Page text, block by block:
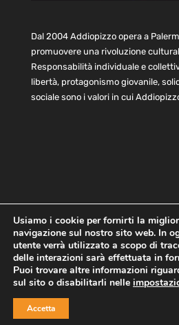
Dal 2004 Addiopizzo opera a
promuovere una rivoluzione
Responsabilità individuale e
libertà, protagonismo giovanile,
sociale sono i valori in cui
Home Statuto e
Privacy
Cookie Child
Copyright © 2021 AddioPizzo |
Usiamo i cookie per fornirti la
navigazione sul nostro sito web. In
utente verrà utilizzato a scopo di
delle interazioni sarà effettuata in
Puoi trovare altre informazioni
sul sito o disabilitarli nelle
Accetta